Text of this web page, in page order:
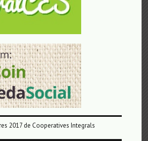
2017 de Cooperatives Integrals